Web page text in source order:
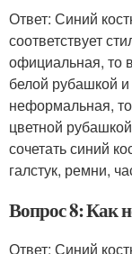
Ответ: Синий
соответствует
официальная, то
белой рубашкой
неформальная,
цветной
сочетать синий
галстук, ремни,
Вопрос 8: Как
Ответ: Синий